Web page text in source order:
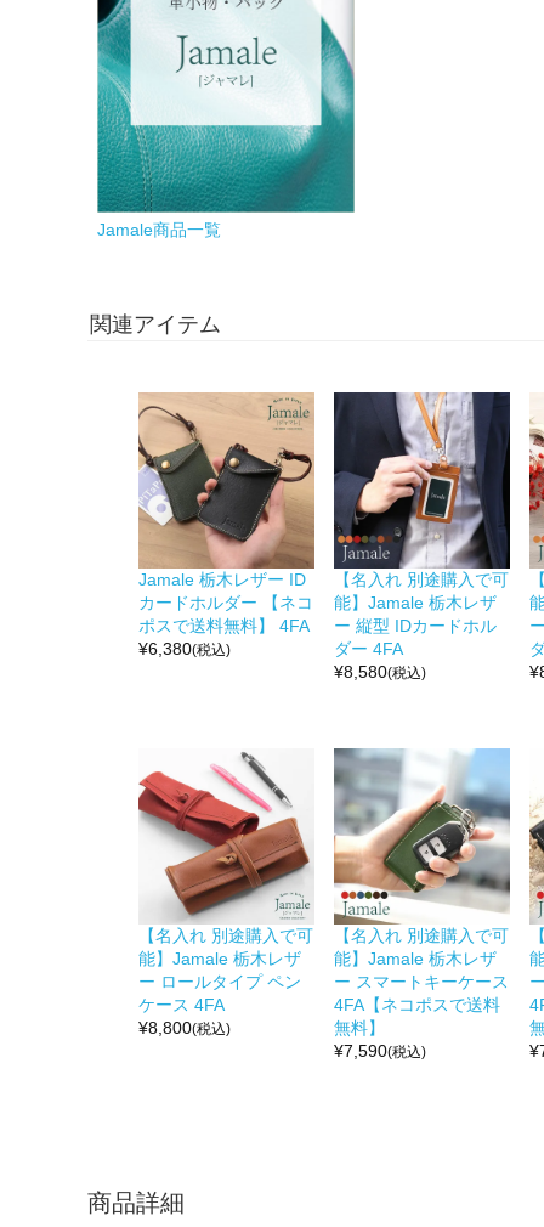
Jamale商品一覧
関連アイテム
Jamale 栃木レザー ID
カードホルダー 【ネコ
ポスで送料無料】 4FA
¥6,380(税込)
【名入れ 別途購入で可
能】Jamale 栃木レザ
ー 縦型 IDカードホル
ダー 4FA
¥8,580(税込)
¥
【名入れ 別途購入で可
能】Jamale 栃木レザ
ー ロールタイプ ペン
ケース 4FA
¥8,800(税込)
【名入れ 別途購入で可
能】Jamale 栃木レザ
ー スマートキーケース
4FA【ネコポスで送料
無料】
¥7,590(税込)
¥
商品詳細